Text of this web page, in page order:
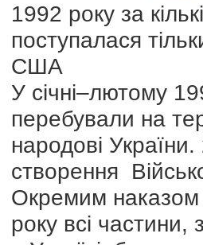
1992 року за
поступалася
США
У січні–лютому
перебували на
народові
створення
Окремим наказом
року всі